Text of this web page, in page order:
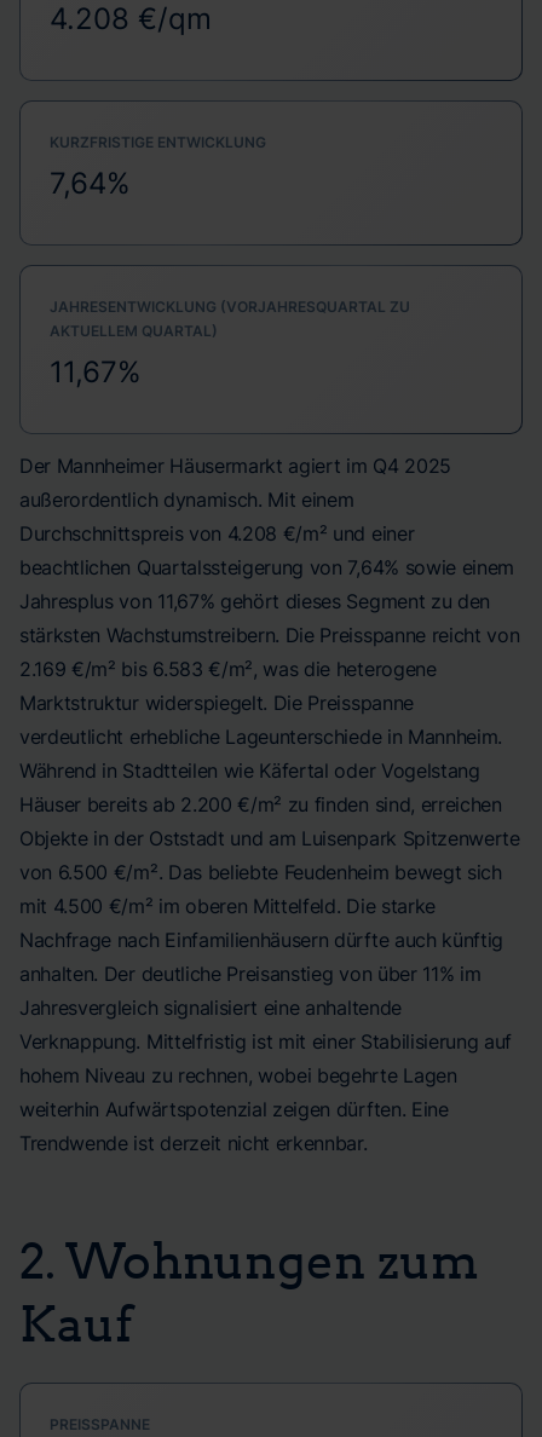
4.208 €/qm
KURZFRISTIGE ENTWICKLUNG
7,64%
JAHRESENTWICKLUNG (VORJAHRESQUARTAL ZU
AKTUELLEM QUARTAL)
11,67%
Der Mannheimer Häusermarkt agiert im Q4 2025
außerordentlich dynamisch. Mit einem
Durchschnittspreis von 4.208 €/m² und einer
beachtlichen Quartalssteigerung von 7,64% sowie einem
Jahresplus von 11,67% gehört dieses Segment zu den
stärksten Wachstumstreibern. Die Preisspanne reicht von
2.169 €/m² bis 6.583 €/m², was die heterogene
Marktstruktur widerspiegelt. Die Preisspanne
verdeutlicht erhebliche Lageunterschiede in Mannheim.
Während in Stadtteilen wie Käfertal oder Vogelstang
Häuser bereits ab 2.200 €/m² zu finden sind, erreichen
Objekte in der Oststadt und am Luisenpark Spitzenwerte
von 6.500 €/m². Das beliebte Feudenheim bewegt sich
mit 4.500 €/m² im oberen Mittelfeld. Die starke
Nachfrage nach Einfamilienhäusern dürfte auch künftig
anhalten. Der deutliche Preisanstieg von über 11% im
Jahresvergleich signalisiert eine anhaltende
Verknappung. Mittelfristig ist mit einer Stabilisierung auf
hohem Niveau zu rechnen, wobei begehrte Lagen
weiterhin Aufwärtspotenzial zeigen dürften. Eine
Trendwende ist derzeit nicht erkennbar.
2. Wohnungen zum
Kauf
PREISSPANNE